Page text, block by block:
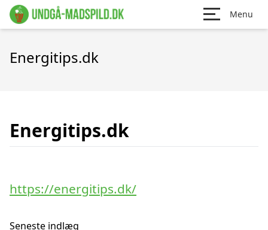
Menu
Energitips.dk
Energitips.dk
https://energitips.dk/
Seneste indlæg